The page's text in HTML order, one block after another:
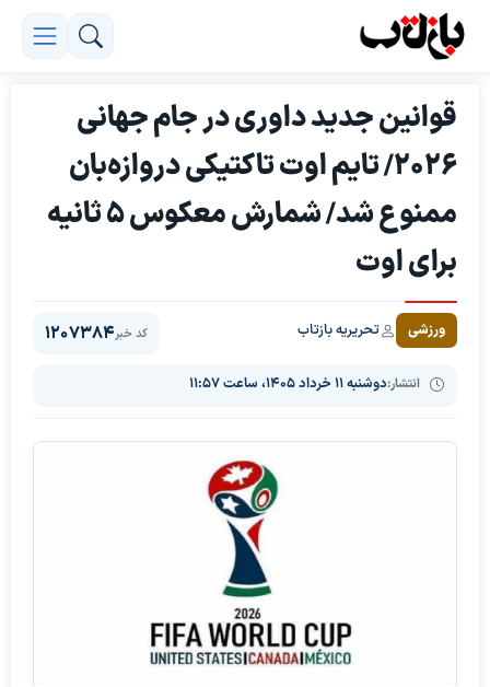
قوانین جدید داوری در جام جهانی
۲۰۲۶/ تایم اوت تاکتیکی دروازه‌بان
ممنوع شد/ شمارش معکوس ۵ ثانیه
برای اوت
ورزشی تحریریه بازتاب
انتشار:دوشنبه ۱۱ خرداد ۱۴۰۵، ساعت ۱۱:۵۷
کد خبر1207384